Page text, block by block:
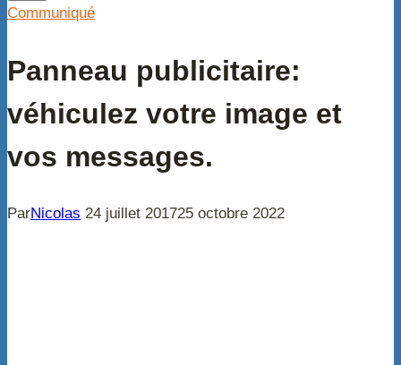
Communiqué
Panneau publicitaire:
véhiculez votre image et
vos messages.
ParNicolas 24 juillet 201725 octobre 2022